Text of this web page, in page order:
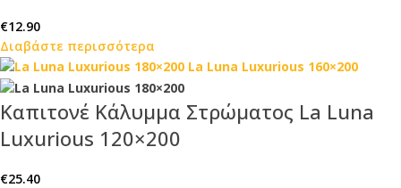
€12.90
Διαβάστε περισσότερα
Καπιτονέ Κάλυμμα Στρώματος La Luna
Luxurious 120×200
€25.40